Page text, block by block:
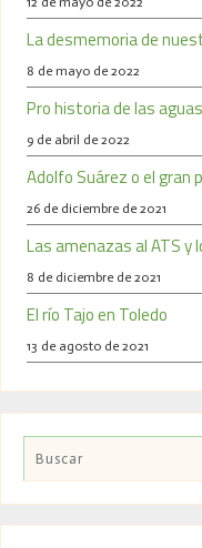
La desmemoria de
8 de mayo de 2022
Pro historia de las
9 de abril de 2022
Adolfo Suárez o el
26 de diciembre de 2021
Las amenazas al ATS y
8 de diciembre de 2021
El río Tajo en Toledo
13 de agosto de 2021